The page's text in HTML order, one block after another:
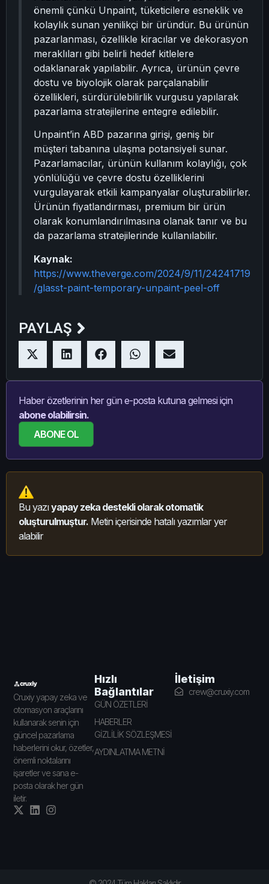
önemli çünkü Unpaint, tüketicilere esneklik ve
kolaylık sunan yenilikçi bir üründür. Bu ürünün
pazarlanması, özellikle kiracılar ve dekorasyon
meraklıları gibi belirli hedef kitlelere
odaklanarak yapılabilir. Ayrıca, ürünün çevre
dostu ve biyolojik olarak parçalanabilir
özellikleri, sürdürülebilirlik vurgusu yapılarak
pazarlama stratejilerine entegre edilebilir.
Unpaint’in ABD pazarına girişi, geniş bir
müşteri tabanına ulaşma potansiyeli sunar.
Pazarlamacılar, ürünün kullanım kolaylığı, çok
yönlülüğü ve çevre dostu özelliklerini
vurgulayarak etkili kampanyalar oluşturabilirler.
Ürünün fiyatlandırması, premium bir ürün
olarak konumlandırılmasına olanak tanır ve bu
da pazarlama stratejilerinde kullanılabilir.
Kaynak:
https://www.theverge.com/2024/9/11/24241719
/glasst-paint-temporary-unpaint-peel-off
PAYLAŞ
Haber özetlerinin her gün e-posta kutuna gelmesi için
abone olabilirsin.
ABONE OL
Bu yazıyapay zeka destekli olarak otomatik
oluşturulmuştur. Metin içerisinde hatalı yazımlar yer
alabilir
Cruxiy yapay zeka ve
otomasyon araçlarını
kullanarak senin için
güncel pazarlama
haberlerini okur, özetler,
önemli noktalarını
işaretler ve sana e-
posta olarak her gün
iletir.
Hızlı
Bağlantılar
GÜN ÖZETLERİ
HABERLER
GİZLİLİK SÖZLEŞMESİ
AYDINLATMA METNİ
İletişim
crew@cruxiy.com